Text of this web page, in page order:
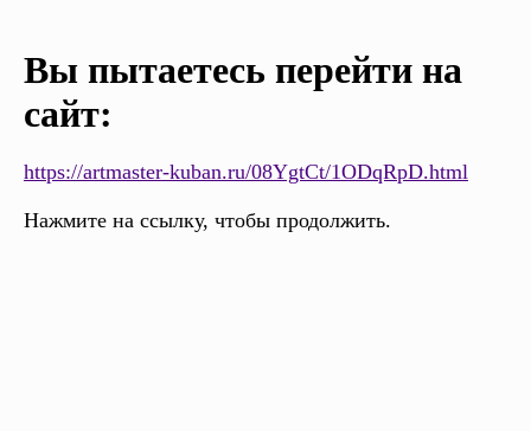
Вы пытаетесь перейти на
сайт:
https://artmaster-kuban.ru/08YgtCt/1ODqRpD.html
Нажмите на ссылку, чтобы продолжить.